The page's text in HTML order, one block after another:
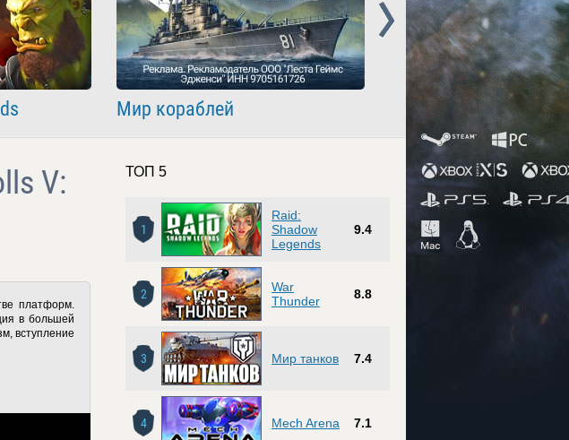
Мир кораблей
Next
V:
платформ.
в большей
вступление
ТОП 5
1
Raid:
Shadow
Legends
9.4
2
War
Thunder
8.8
3 Мир танков 7.4
4 Mech Arena 7.1